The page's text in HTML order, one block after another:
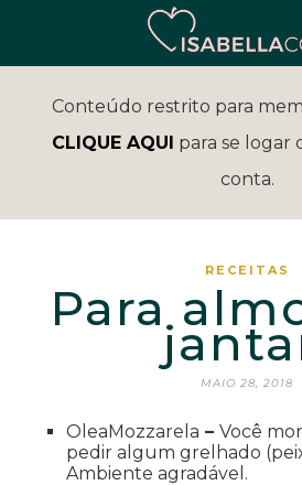
Conteúdo restrito para
CLIQUE AQUI para se logar
conta.
RECEITAS
Para
MAIO 28, 2018
OleaMozzarela – Você
pedir algum grelhado
Ambiente agradável.